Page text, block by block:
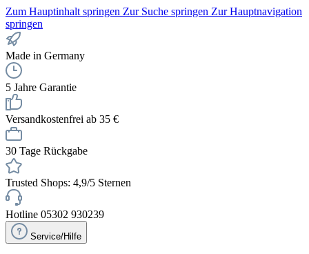
Zum Hauptinhalt springen Zur Suche springen Zur Hauptnavigation
springen
Made in Germany
5 Jahre Garantie
Versandkostenfrei ab 35 €
30 Tage Rückgabe
Trusted Shops: 4,9/5 Sternen
Hotline 05302 930239
Service/Hilfe